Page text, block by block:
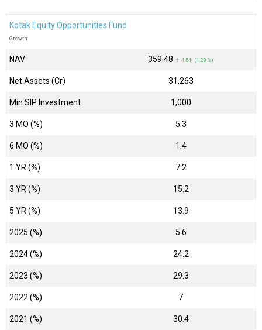
Kotak Equity Opportunities Fund
Growth
NAV ₹359.48 ↑ 4.54 (1.28 %)
Net Assets (Cr) ₹31,263
Min SIP Investment 1,000
3 MO (%) 5.3
6 MO (%) 1.4
1 YR (%) 7.2
3 YR (%) 15.2
5 YR (%) 13.9
2025 (%) 5.6
2024 (%) 24.2
2023 (%) 29.3
2022 (%) 7
2021 (%) 30.4